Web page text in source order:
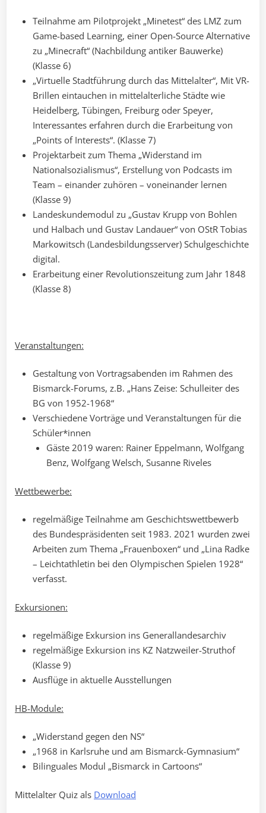
Teilnahme am Pilotprojekt „Minetest“ des LMZ zum
Game-based Learning, einer Open-Source Alternative
zu „Minecraft“ (Nachbildung antiker Bauwerke)
(Klasse 6)
„Virtuelle Stadtführung durch das Mittelalter“, Mit VR-
Brillen eintauchen in mittelalterliche Städte wie
Heidelberg, Tübingen, Freiburg oder Speyer,
Interessantes erfahren durch die Erarbeitung von
„Points of Interests“. (Klasse 7)
Projektarbeit zum Thema „Widerstand im
Nationalsozialismus“, Erstellung von Podcasts im
Team – einander zuhören – voneinander lernen
(Klasse 9)
Landeskundemodul zu „Gustav Krupp von Bohlen
und Halbach und Gustav Landauer“ von OStR Tobias
Markowitsch (Landesbildungsserver) Schulgeschichte
digital.
Erarbeitung einer Revolutionszeitung zum Jahr 1848
(Klasse 8)
Veranstaltungen:
Gestaltung von Vortragsabenden im Rahmen des
Bismarck-Forums, z.B. „Hans Zeise: Schulleiter des
BG von 1952-1968“
Verschiedene Vorträge und Veranstaltungen für die
Schüler*innen
Gäste 2019 waren: Rainer Eppelmann, Wolfgang
Benz, Wolfgang Welsch, Susanne Riveles
Wettbewerbe:
regelmäßige Teilnahme am Geschichtswettbewerb
des Bundespräsidenten seit 1983. 2021 wurden zwei
Arbeiten zum Thema „Frauenboxen“ und „Lina Radke
– Leichtathletin bei den Olympischen Spielen 1928“
verfasst.
Exkursionen:
regelmäßige Exkursion ins Generallandesarchiv
regelmäßige Exkursion ins KZ Natzweiler-Struthof
(Klasse 9)
Ausflüge in aktuelle Ausstellungen
HB-Module:
„Widerstand gegen den NS“
„1968 in Karlsruhe und am Bismarck-Gymnasium“
Bilinguales Modul „Bismarck in Cartoons“
Mittelalter Quiz als Download